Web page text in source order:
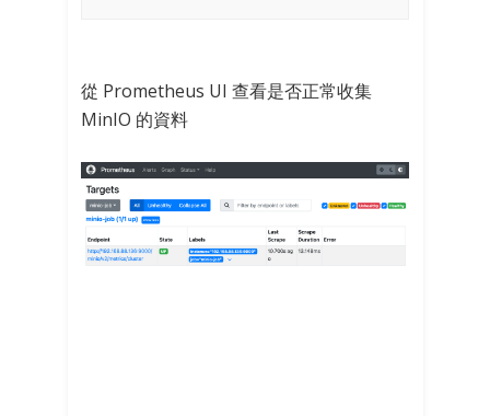
從 Prometheus UI 查看是否正常收集
MinIO 的資料